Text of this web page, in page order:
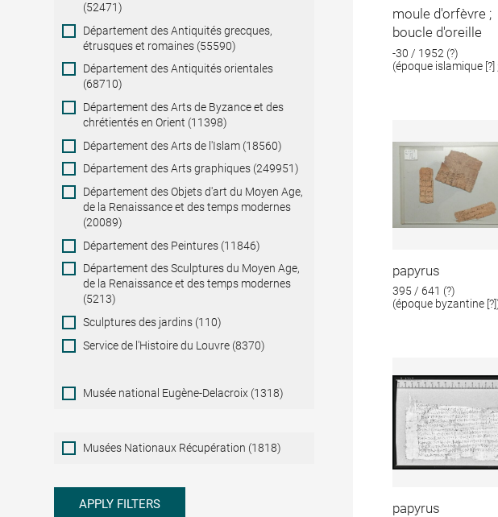
(52471)
Département des Antiquités grecques,
étrusques et romaines (55590)
Département des Antiquités orientales
(68710)
Département des Arts de Byzance et des
chrétientés en Orient (11398)
Département des Arts de l'Islam (18560)
Département des Arts graphiques (249951)
Département des Objets d'art du Moyen Age,
de la Renaissance et des temps modernes
(20089)
Département des Peintures (11846)
Département des Sculptures du Moyen Age,
de la Renaissance et des temps modernes
(5213)
Sculptures des jardins (110)
Service de l'Histoire du Louvre (8370)
Musée national Eugène-Delacroix (1318)
Musées
Nationaux
Musées Nationaux Récupération (1818)
APPLY FILTERS
moule d'orfèvre ;
boucle d'oreille
-30 / 1952 (?)
(époque islamique [?] ;
papyrus
395 / 641 (?)
(époque byzantine
papyrus